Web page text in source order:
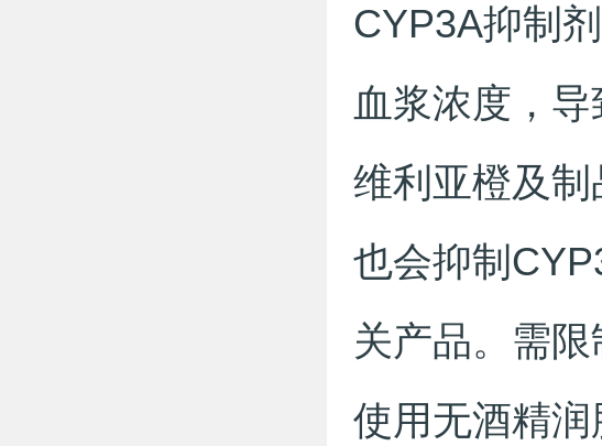
CYP3A抑制
血浆浓度，
维利亚橙及
也会抑制
关产品。需
使用无酒精